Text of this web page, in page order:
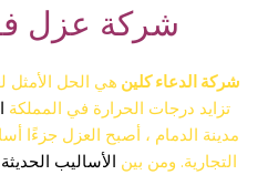
شركة عزل
شركة الدعاء كلين هي الحل الأمثل
تزايد درجات الحرارة في المملكة
مدينة الدمام ، أصبح العزل جزءًا
التجارية. ومن بين الأساليب